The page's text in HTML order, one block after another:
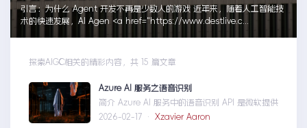
引言：为什么 Agent 开发不再是少数人的游戏 近年来，随着人工智能技
术的快速发展，AI Agen <a href="https://www.destlive.c...
探索AIGC相关的精彩内容，共 15 篇文章
Azure AI 服务之语音识别
简介 Azure AI 服务中的语音识别 API 是微软提供的一
2026-02-17 · Xzavier Aaron